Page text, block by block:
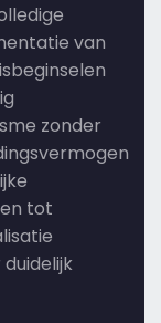
van
zonder
tot